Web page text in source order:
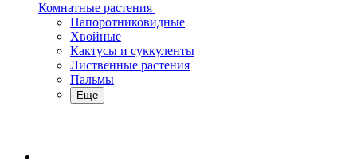
Комнатные растения
Папоротниковидные
Хвойные
Кактусы и суккуленты
Лиственные растения
Пальмы
Еще